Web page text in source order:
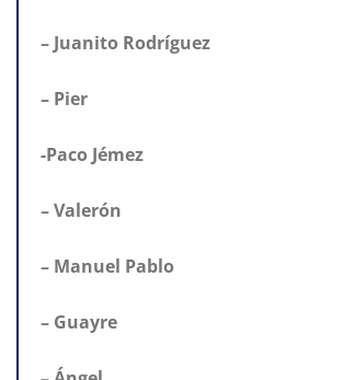
– Juanito Rodríguez
– Pier
-Paco Jémez
– Valerón
– Manuel Pablo
– Guayre